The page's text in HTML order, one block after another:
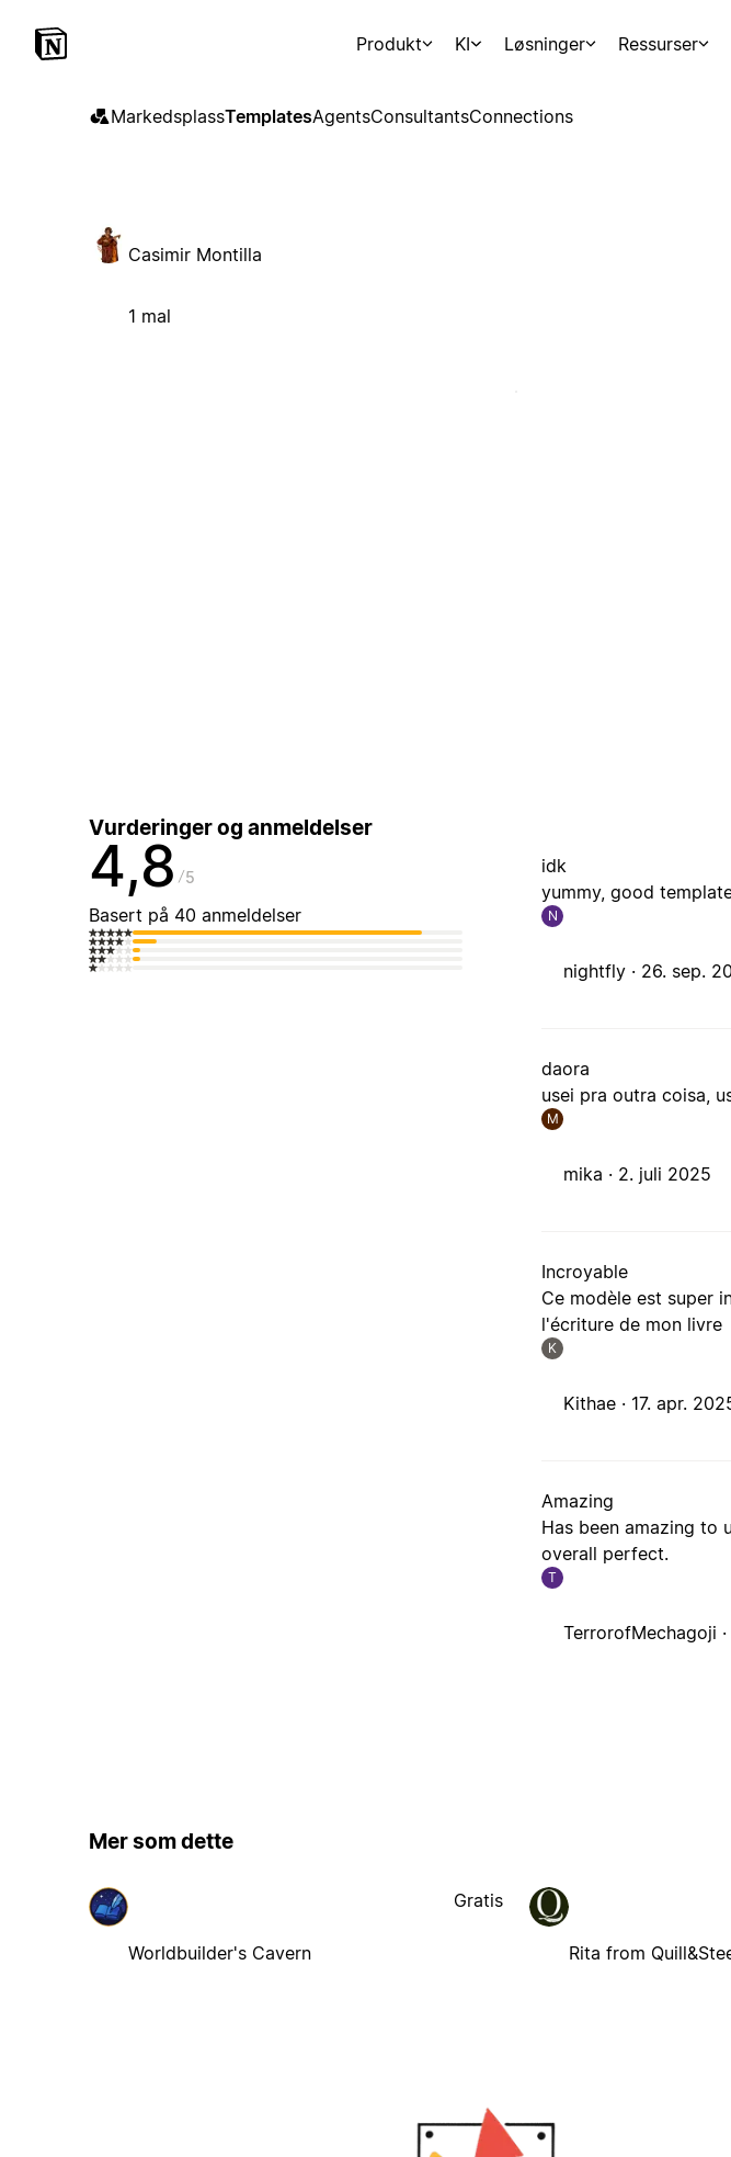
Produkt KI Løsninger Ressurser
MarkedsplassTemplatesAgentsConsultantsConnections
Casimir Montilla
1 mal
Vurderinger og anmeldelser
4,8 5
Basert på 40 anmeldelser
idk
yummy, good
N
nightfly · 26. sep.
daora
usei pra outra coisa,
M
mika · 2. juli 2025
Incroyable
Ce modèle est super
l'écriture de mon livre
K
Kithae · 17. apr.
Amazing
Has been amazing to
overall perfect.
T
TerrorofMechagoji ·
Mer som dette
Worldbuilder's Cavern
Gratis
Rita from